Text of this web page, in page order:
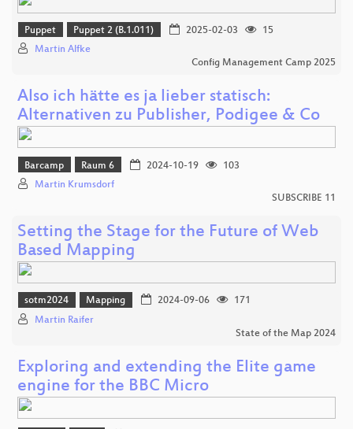
Puppet Puppet 2 (B.1.011) 2025-02-03
15
Martin Alfke
Config Management Camp 2025
Also ich hätte es ja lieber statisch:
Alternativen zu Publisher, Podigee & Co
Barcamp Raum 6 2024-10-19
103
Martin Krumsdorf
SUBSCRIBE 11
Setting the Stage for the Future of Web
Based Mapping
sotm2024 Mapping 2024-09-06
171
Martin Raifer
State of the Map 2024
Exploring and extending the Elite game
engine for the BBC Micro